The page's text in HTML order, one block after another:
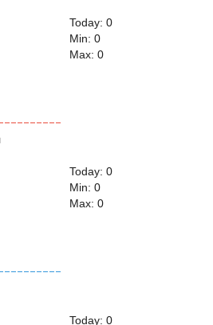
Today: 0
Min: 0
Max: 0
Today: 0
Min: 0
Max: 0
Today: 0